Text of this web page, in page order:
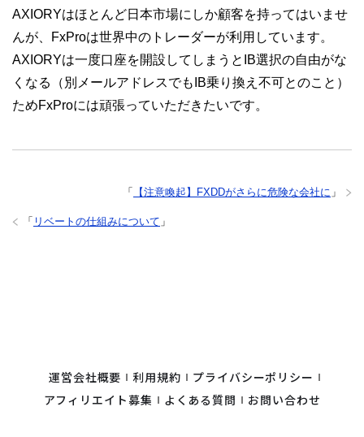
AXIORYはほとんど日本市場にしか顧客を持ってはいませ
んが、FxProは世界中のトレーダーが利用しています。
AXIORYは一度口座を開設してしまうとIB選択の自由がな
くなる（別メールアドレスでもIB乗り換え不可とのこと）
ためFxProには頑張っていただきたいです。
「 【注意喚起】FXDDがさらに危険な会社に 」
「 リベートの仕組みについて 」
運営会社概要 利用規約
プライバシーポリシー
アフィリエイト募集
よくある質問 お問い合わせ